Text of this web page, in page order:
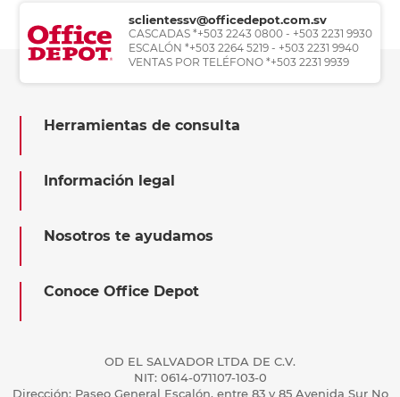
sclientessv@officedepot.com.sv
CASCADAS *+503 2243 0800 - +503 2231 9930
ESCALÓN *+503 2264 5219 - +503 2231 9940
VENTAS POR TELÉFONO *+503 2231 9939
Herramientas de consulta
Información legal
Nosotros te ayudamos
Conoce Office Depot
OD EL SALVADOR LTDA DE C.V.
NIT: 0614-071107-103-0
Dirección: Paseo General Escalón, entre 83 y 85 Avenida Sur No